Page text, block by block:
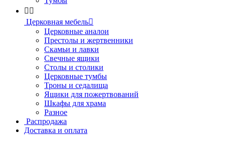
 
Церковная мебель
Церковные аналои
Престолы и жертвенники
Скамьи и лавки
Свечные ящики
Столы и столики
Церковные тумбы
Троны и седалища
Ящики для пожертвований
Шкафы для храма
Разное
Распродажа
Доставка и оплата